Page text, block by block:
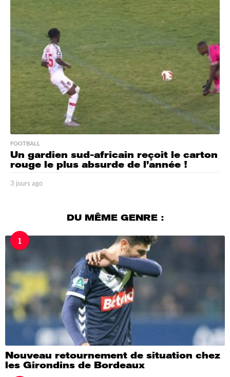
o
FOOTBALL
Un gardien sud-africain reçoit le carton
rouge le plus absurde de l’année !
3 jours ago
DU MÊME GENRE :
1
Nouveau retournement de situation chez
les Girondins de Bordeaux